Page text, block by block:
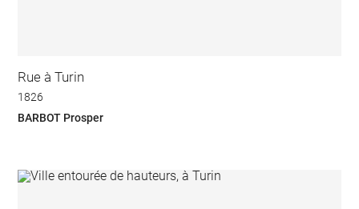
Rue à Turin
1826
BARBOT Prosper